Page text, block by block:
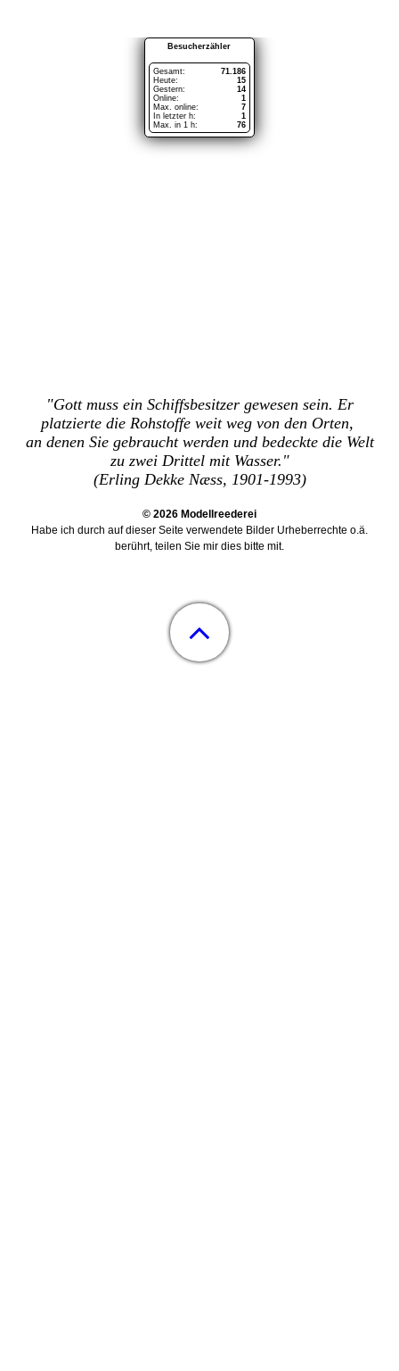
"Gott muss ein Schiffsbesitzer gewesen sein. Er
platzierte die Rohstoffe weit weg von den Orten,
an denen Sie gebraucht werden und bedeckte die Welt
zu zwei Drittel mit Wasser."
(Erling Dekke Næss, 1901-1993)
© 2026 Modellreederei
Habe ich durch auf dieser Seite verwendete Bilder Urheberrechte o.ä.
berührt, teilen Sie mir dies bitte mit.